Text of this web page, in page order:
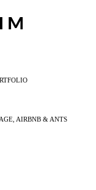
AIRBNB & ANTS